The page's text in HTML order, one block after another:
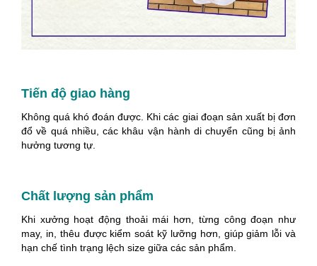
Tiến độ giao hàng
Không quá khó đoán được. Khi các giai đoạn sản xuất bị đơn
đổ về quá nhiều, các khâu vận hành di chuyển cũng bị ảnh
hưởng tương tự.
Chất lượng sản phẩm
Khi xưởng hoạt động thoải mái hơn, từng công đoạn như
may, in, thêu được kiểm soát kỹ lưỡng hơn, giúp giảm lỗi và
hạn chế tình trạng lệch size giữa các sản phẩm.